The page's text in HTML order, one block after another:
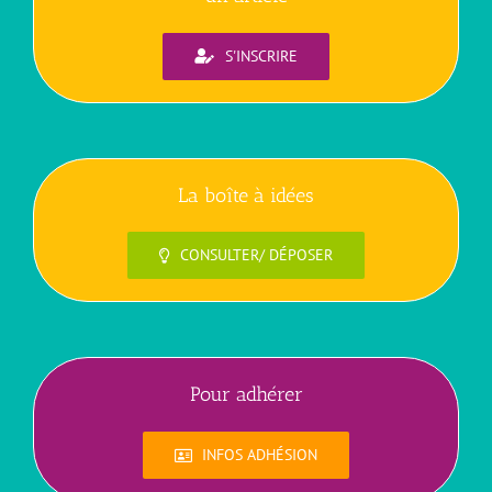
S'INSCRIRE
La boîte à idées
CONSULTER/ DÉPOSER
Pour adhérer
INFOS ADHÉSION